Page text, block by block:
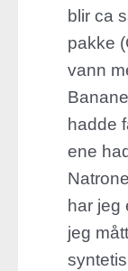
blir ca
pakke
vann
hadde
ene
har jeg
jeg